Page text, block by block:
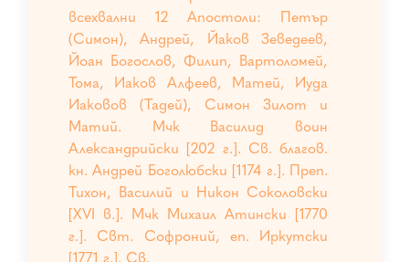
всехвални 12 Апостоли: Петър
(Симон), Андрей, Йаков Зеведеев,
Йоан Богослов, Филип, Вартоломей,
Тома, Иаков Алфеев, Матей, Иуда
Иаковов (Тадей), Симон Зилот и
Матий. Мчк Василид воин
Александрийски [202 г.]. Св. благов.
кн. Андрей Боголюбски [1174 г.]. Преп.
Тихон, Василий и Никон Соколовски
[XVI в.]. Мчк Михаил Атински [1770
г.]. Свт. Софроний, еп. Иркутски
[1771 г.]. Св.